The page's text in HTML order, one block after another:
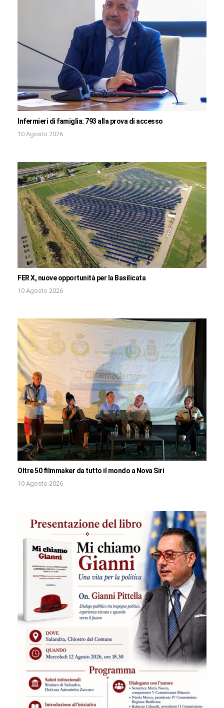
Infermieri di famiglia: 793 alla prova di accesso
10 Agosto 2026
FER X, nuove opportunità per la Basilicata
10 Agosto 2026
Oltre 50 filmmaker da tutto il mondo a Nova Siri
10 Agosto 2026